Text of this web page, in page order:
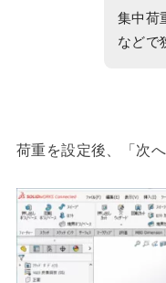
集中荷
などで
荷重を設定後、「次